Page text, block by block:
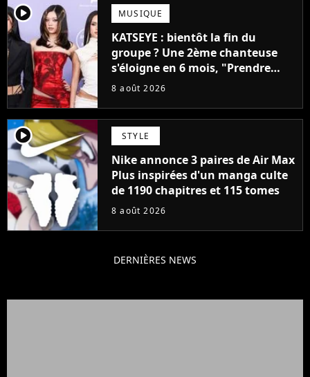
player2 MUSIQUE
KATSEYE : bientôt la fin du
groupe ? Une 2ème chanteuse
s'éloigne en 6 mois, "Prendre
cette décision n’a pas été facile"
8 août 2026
player2 STYLE
Nike annonce 3 paires de Air Max
Plus inspirées d'un manga culte
de 1190 chapitres et 115 tomes
8 août 2026
DERNIÈRES NEWS